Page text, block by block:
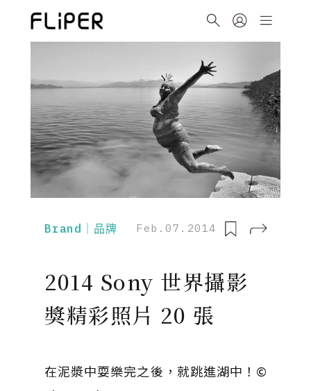
Brand｜品牌 Feb.07.2014
2014 Sony 世界攝影
獎精彩照片 20 張
在泥漿中耍樂完之後，就跳進湖中！©